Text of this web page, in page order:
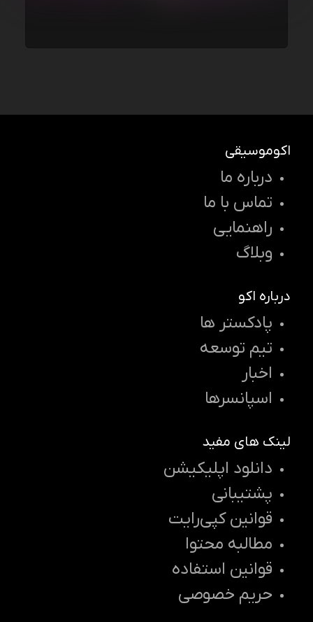
اکوموسیقی
درباره ما
تماس با ما
راهنمایی
وبلاگ
درباره اکو
پادکستر ها
تیم توسعه
اخبار
اسپانسرها
لینک های مفید
دانلود اپلیکیشن
پشتیبانی
قوانین کپی‌رایت
مطالبه محتوا
قوانین استفاده
حریم خصوصی